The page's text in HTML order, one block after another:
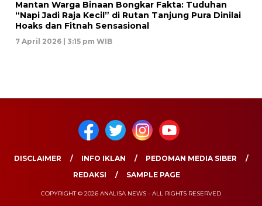
Mantan Warga Binaan Bongkar Fakta: Tuduhan
“Napi Jadi Raja Kecil” di Rutan Tanjung Pura Dinilai
Hoaks dan Fitnah Sensasional
7 April 2026 | 3:15 pm WIB
DISCLAIMER INFO IKLAN
PEDOMAN MEDIA SIBER
REDAKSI
SAMPLE PAGE
COPYRIGHT © 2026 ANALISA NEWS - ALL RIGHTS RESERVED